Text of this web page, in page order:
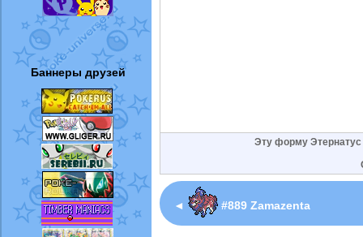
Баннеры друзей
Эту форму Этернатус
◄ #889 Zamazenta